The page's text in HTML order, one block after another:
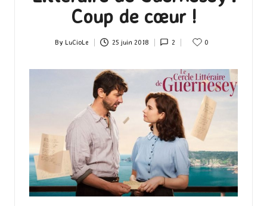
Coup de cœur !
Posted
By LuCioLe 25 juin 2018 2 0